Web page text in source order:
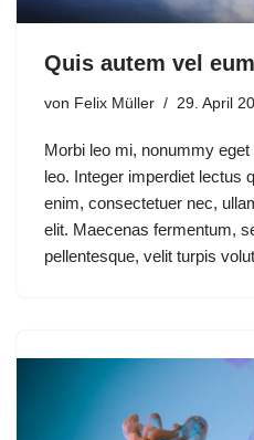
Quis autem vel
von Felix Müller 29. April
Morbi leo mi, nonummy
leo. Integer imperdiet lectus
enim, consectetuer nec,
elit. Maecenas fermentum,
pellentesque, velit turpis